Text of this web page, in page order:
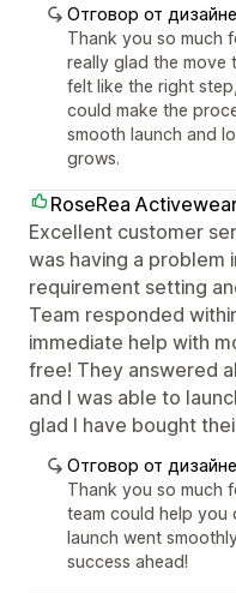
Отговор от
Thank you so much
really glad the move
felt like the right
could make the
smooth launch and
grows.
RoseRea
Excellent customer
was having a problem
requirement setting
Team responded
immediate help with
free! They answered
and I was able to
glad I have bought
Отговор от
Thank you so much
team could help you
launch went
success ahead!